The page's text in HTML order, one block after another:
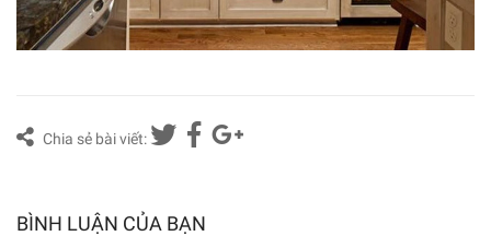
Chia sẻ bài viết:
BÌNH LUẬN CỦA BẠN